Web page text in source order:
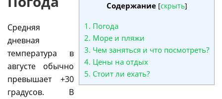
Содержание [скрыть]
1. Погода
2. Море и пляжи
3. Чем заняться и что посмотреть?
4. Цены на отдых
5. Стоит ли ехать?
Средняя
дневная
температура в
августе обычно
превышает +30
градусов. В